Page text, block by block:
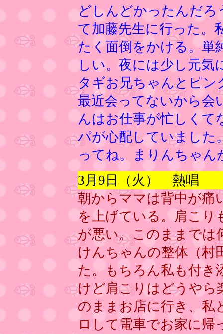
どしんどかったんだ
て加藤先生に行った。
たく面倒をかける。単
しい。夜には少し元気
タギお兄ちゃんとピ
最近会ってないから会
んはお仕事が忙しくて
パが心配していました
ってね。まりんちゃ
3月9日（火） 熱唱
朝からママは背中が痛
を上げている。肩こり
が悪い。このままでは
けんちゃんの整体（村
た。もちろん私も付き
けど肩こりはどうやら
のままお店に行き、私
ロして電車でお家に帰